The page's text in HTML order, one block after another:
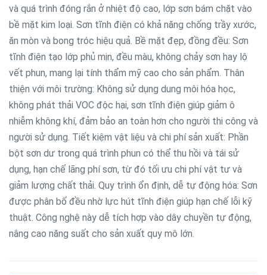
và quá trình đóng rắn ở nhiệt độ cao, lớp sơn bám chặt vào
bề mặt kim loại. Sơn tĩnh điện có khả năng chống trầy xước,
ăn mòn và bong tróc hiệu quả. Bề mặt đẹp, đồng đều: Sơn
tĩnh điện tạo lớp phủ mịn, đều màu, không chảy sơn hay lộ
vết phun, mang lại tính thẩm mỹ cao cho sản phẩm. Thân
thiện với môi trường: Không sử dụng dung môi hóa học,
không phát thải VOC độc hại, sơn tĩnh điện giúp giảm ô
nhiễm không khí, đảm bảo an toàn hơn cho người thi công và
người sử dụng. Tiết kiệm vật liệu và chi phí sản xuất: Phần
bột sơn dư trong quá trình phun có thể thu hồi và tái sử
dụng, hạn chế lãng phí sơn, từ đó tối ưu chi phí vật tư và
giảm lượng chất thải. Quy trình ổn định, dễ tự động hóa: Sơn
được phân bố đều nhờ lực hút tĩnh điện giúp hạn chế lỗi kỹ
thuật. Công nghệ này dễ tích hợp vào dây chuyền tự động,
nâng cao năng suất cho sản xuất quy mô lớn.